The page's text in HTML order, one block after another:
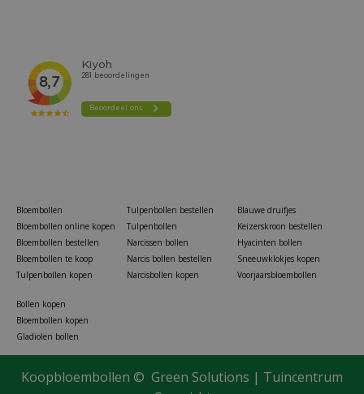
Bloembollen
Bloembollen online kopen
Bloembollen bestellen
Bloembollen te koop
Tulpenbollen kopen
Tulpenbollen bestellen
Tulpenbollen
Narcissen bollen
Narcis bollen bestellen
Narcisbollen kopen
Blauwe druifjes
Keizerskroon bestellen
Hyacinten bollen
Sneeuwklokjes kopen
Voorjaarsbloembollen
Bollen kopen
Bloembollen kopen
Gladiolen bollen
Koopbloembollen © Green Solutions | Tuincentrum